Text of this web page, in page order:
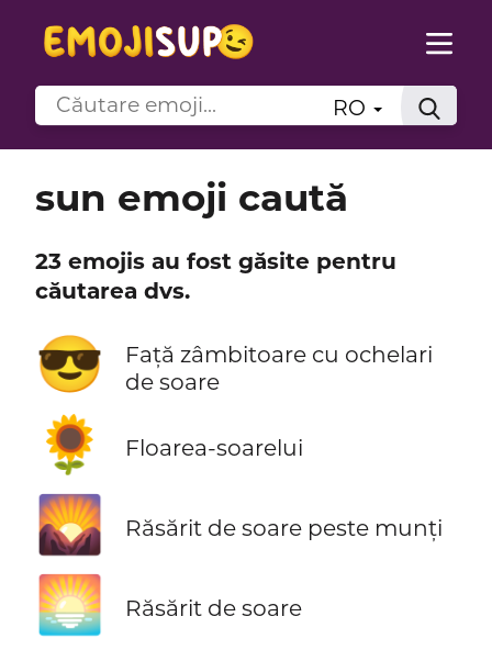
RO
sun emoji caută
23 emojis au fost găsite pentru
căutarea dvs.
😎
Față zâmbitoare cu ochelari
de soare
🌻 Floarea-soarelui
🌄 Răsărit de soare peste munți
🌅 Răsărit de soare